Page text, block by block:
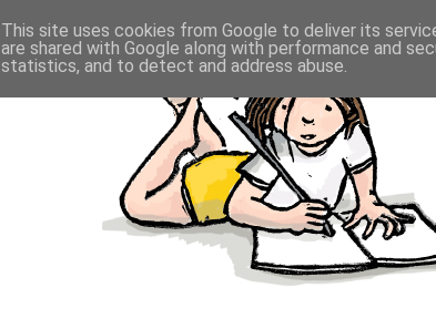
This site uses cookies from Google to deliver its
are shared with Google along with performance and
statistics, and to detect and address abuse.